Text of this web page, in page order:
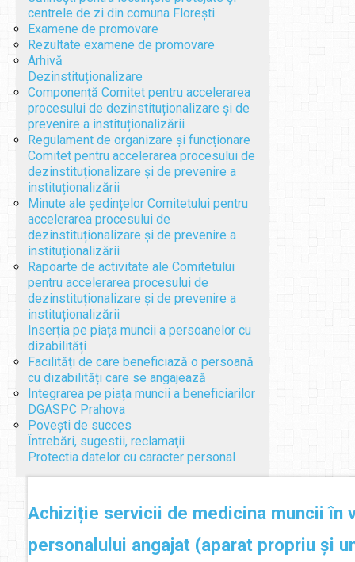
centrele de zi din comuna Florești
Examene de promovare
Rezultate examene de promovare
Arhivă
Dezinstituționalizare
Componență Comitet pentru accelerarea
procesului de dezinstituționalizare și de
prevenire a instituționalizării
Regulament de organizare și funcționare
Comitet pentru accelerarea procesului de
dezinstituționalizare și de prevenire a
instituționalizării
Minute ale ședințelor Comitetului pentru
accelerarea procesului de
dezinstituționalizare și de prevenire a
instituționalizării
Rapoarte de activitate ale Comitetului
pentru accelerarea procesului de
dezinstituționalizare și de prevenire a
instituționalizării
Inserția pe piața muncii a persoanelor cu
dizabilități
Facilități de care beneficiază o persoană
cu dizabilități care se angajează
Integrarea pe piața muncii a beneficiarilor
DGASPC Prahova
Povești de succes
Întrebări, sugestii, reclamaţii
Protectia datelor cu caracter personal
Achiziție servicii de medicina muncii în
personalului angajat (aparat propriu și